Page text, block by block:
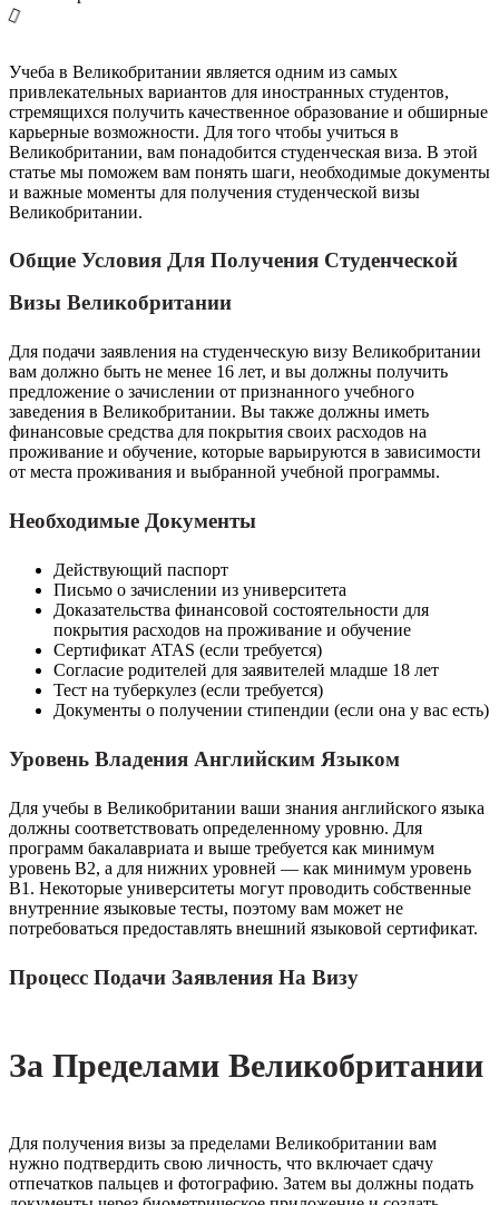
Учеба в Великобритании является одним из самых
привлекательных вариантов для иностранных студентов,
стремящихся получить качественное образование и обширные
карьерные возможности. Для того чтобы учиться в
Великобритании, вам понадобится студенческая виза. В этой
статье мы поможем вам понять шаги, необходимые документы
и важные моменты для получения студенческой визы
Великобритании.
Общие Условия Для Получения Студенческой
Визы Великобритании
Для подачи заявления на студенческую визу Великобритании
вам должно быть не менее 16 лет, и вы должны получить
предложение о зачислении от признанного учебного
заведения в Великобритании. Вы также должны иметь
финансовые средства для покрытия своих расходов на
проживание и обучение, которые варьируются в зависимости
от места проживания и выбранной учебной программы.
Необходимые Документы
Действующий паспорт
Письмо о зачислении из университета
Доказательства финансовой состоятельности для
покрытия расходов на проживание и обучение
Сертификат ATAS (если требуется)
Согласие родителей для заявителей младше 18 лет
Тест на туберкулез (если требуется)
Документы о получении стипендии (если она у вас есть)
Уровень Владения Английским Языком
Для учебы в Великобритании ваши знания английского языка
должны соответствовать определенному уровню. Для
программ бакалавриата и выше требуется как минимум
уровень B2, а для нижних уровней — как минимум уровень
B1. Некоторые университеты могут проводить собственные
внутренние языковые тесты, поэтому вам может не
потребоваться предоставлять внешний языковой сертификат.
Процесс Подачи Заявления На Визу
За Пределами Великобритании
Для получения визы за пределами Великобритании вам
нужно подтвердить свою личность, что включает сдачу
отпечатков пальцев и фотографию. Затем вы должны подать